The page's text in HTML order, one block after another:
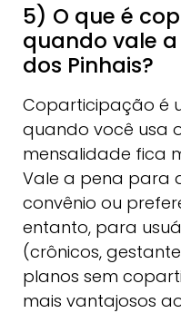
5) O que é
quando vale
dos Pinhais?
Coparticipação é
quando você usa
mensalidade fica
Vale a pena para
convênio ou
entanto, para
(crônicos,
planos sem
mais vantajosos